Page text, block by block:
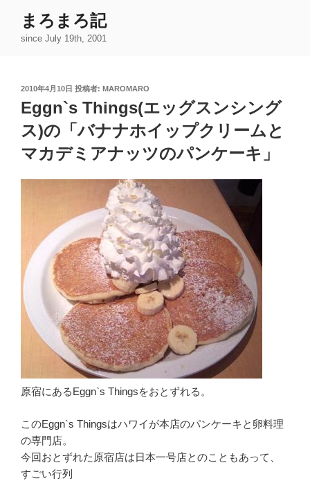
まろまろ記
since July 19th, 2001
投
稿
日:
2010年4月10日 投稿者: MAROMARO
Eggn`s Things(エッグスンシング
ス)の「バナナホイップクリームと
マカデミアナッツのパンケーキ」
原宿にあるEggn`s Thingsをおとずれる。
このEggn`s Thingsはハワイが本店のパンケーキと卵料理
の専門店。
今回おとずれた原宿店は日本一号店とのこともあって、
すごい行列